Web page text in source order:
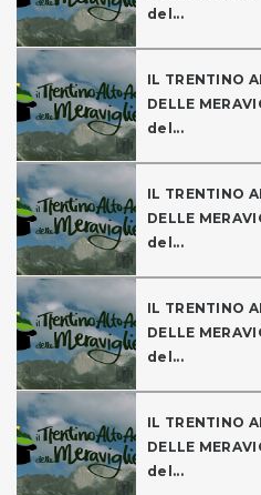
del...
IL TRENTINO
DELLE
del...
IL TRENTINO
DELLE
del...
IL TRENTINO
DELLE
del...
IL TRENTINO
DELLE
del...